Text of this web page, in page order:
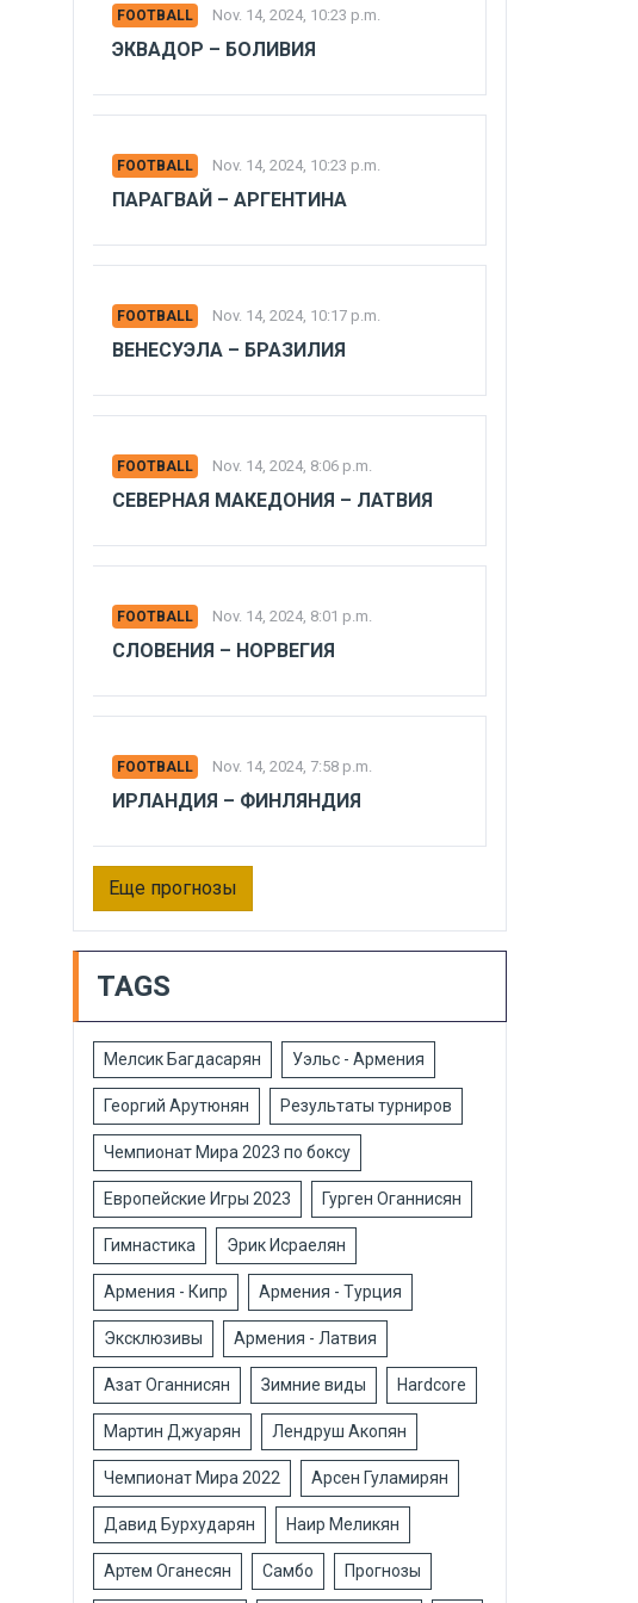
FOOTBALL Nov. 14, 2024, 10:23 p.m.
ЭКВАДОР – БОЛИВИЯ
FOOTBALL Nov. 14, 2024, 10:23 p.m.
ПАРАГВАЙ – АРГЕНТИНА
FOOTBALL Nov. 14, 2024, 10:17 p.m.
ВЕНЕСУЭЛА – БРАЗИЛИЯ
FOOTBALL Nov. 14, 2024, 8:06 p.m.
СЕВЕРНАЯ МАКЕДОНИЯ – ЛАТВИЯ
FOOTBALL Nov. 14, 2024, 8:01 p.m.
СЛОВЕНИЯ – НОРВЕГИЯ
FOOTBALL Nov. 14, 2024, 7:58 p.m.
ИРЛАНДИЯ – ФИНЛЯНДИЯ
Еще прогнозы
TAGS
Мелсик Багдасарян Уэльс - Армения
Георгий Арутюнян Результаты турниров
Чемпионат Мира 2023 по боксу
Европейские Игры 2023 Гурген Оганнисян
Гимнастика Эрик Исраелян
Армения - Кипр Армения - Турция
Эксклюзивы Армения - Латвия
Азат Оганнисян Зимние виды Hardcore
Мартин Джуарян Лендруш Акопян
Чемпионат Мира 2022 Арсен Гуламирян
Давид Бурхударян Наир Меликян
Артем Оганесян Самбо Прогнозы